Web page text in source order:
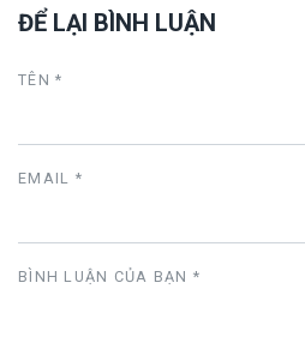
ĐỂ LẠI BÌNH LUẬN
TÊN *
EMAIL *
BÌNH LUẬN CỦA BẠN *